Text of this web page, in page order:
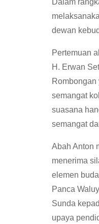
Dalam
dewan
Pertemuan
H. Erwan
semangat
suasana
semangat
Abah Anton
menerima
elemen
Panca
Sunda
upaya